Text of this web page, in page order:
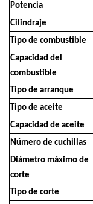
Potencia
Cilindraje
Tipo de combustible
Capacidad del
combustible
Tipo de arranque
Tipo de aceite
Capacidad de aceite
Número de cuchillas
Diámetro máximo de
corte
Tipo de corte